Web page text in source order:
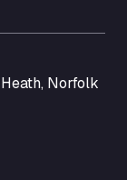
Norfolk